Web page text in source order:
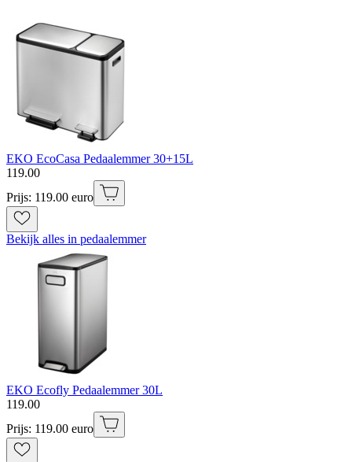
EKO EcoCasa Pedaalemmer 30+15L
119.00
Prijs: 119.00 euro
Bekijk alles in pedaalemmer
EKO Ecofly Pedaalemmer 30L
119.00
Prijs: 119.00 euro